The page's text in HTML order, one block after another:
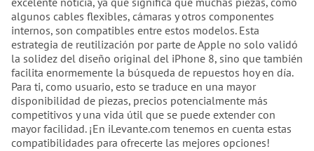
algunos cables flexibles, cámaras y otros componentes
internos, son compatibles entre estos modelos. Esta
estrategia de reutilización por parte de Apple no solo validó
la solidez del diseño original del iPhone 8, sino que también
facilita enormemente la búsqueda de repuestos hoy en día.
Para ti, como usuario, esto se traduce en una mayor
disponibilidad de piezas, precios potencialmente más
competitivos y una vida útil que se puede extender con
mayor facilidad. ¡En iLevante.com tenemos en cuenta estas
compatibilidades para ofrecerte las mejores opciones!